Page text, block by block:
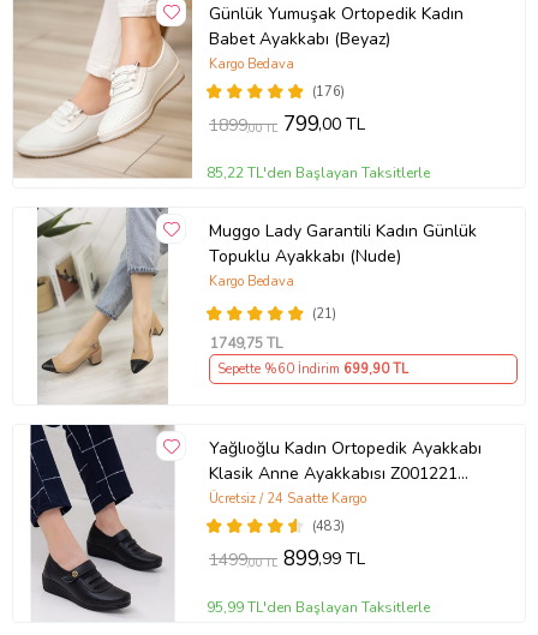
Günlük Yumuşak Ortopedik Kadın
Babet Ayakkabı (Beyaz)
(176)
Kargo Bedava
1899,00 TL 799,00 TL
85,22 TL'den Başlayan Taksitlerle
Muggo Lady Garantili Kadın Günlük
Topuklu Ayakkabı (Nude)
(21)
Kargo Bedava
1749,75 TL
Sepette %60 İndirim 699,90 TL
Yağlıoğlu Kadın Ortopedik Ayakkabı
Klasik Anne Ayakkabısı Z001221
(Siyah)
(483)
Ücretsiz / 24 Saatte Kargo
1499,00 TL 899,99 TL
95,99 TL'den Başlayan Taksitlerle